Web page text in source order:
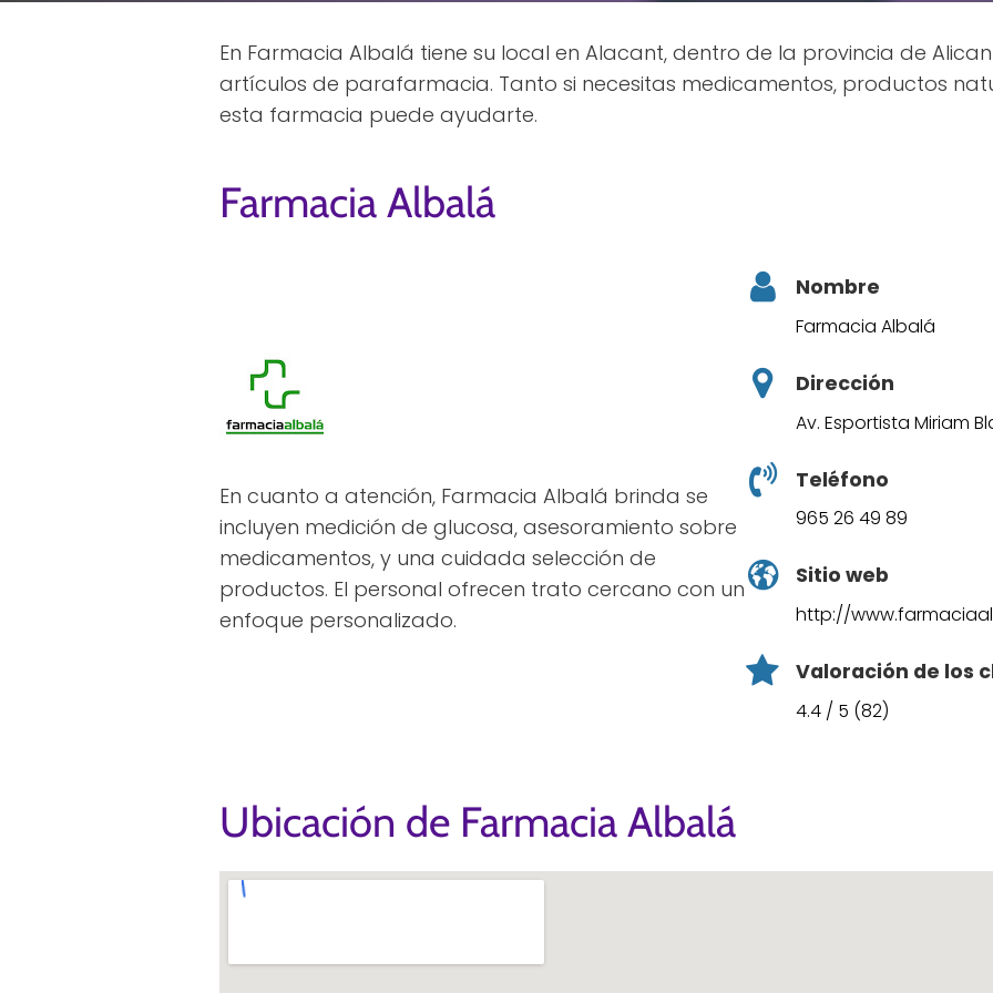
En Farmacia Albalá tiene su local en Alacant, dentro de la provincia de
artículos de parafarmacia. Tanto si necesitas medicamentos, productos
esta farmacia puede ayudarte.
Farmacia Albalá
En cuanto a atención, Farmacia Albalá brinda se
incluyen medición de glucosa, asesoramiento sobre
medicamentos, y una cuidada selección de
productos. El personal ofrecen trato cercano con un
enfoque personalizado.
Nombre
Farmacia Albalá
Dirección
Av. Esportista Miriam
Teléfono
965 26 49 89
Sitio web
http://
Valoración de los
4.4 / 5 (82)
Ubicación de Farmacia Albalá